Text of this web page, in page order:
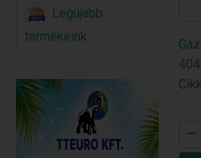
Legújabb
termékeink